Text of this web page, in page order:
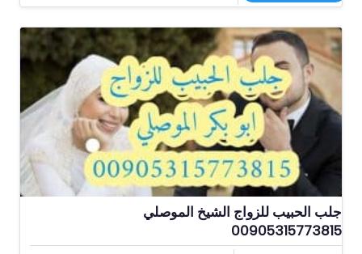
جلب الحبيب للزواج الشيخ الموصلي
00905315773815